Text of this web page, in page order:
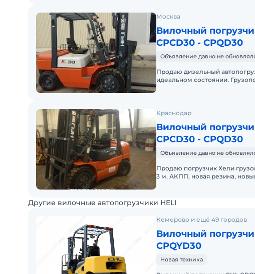
Москва
Вилочный
CPCD30 - CPQD30
Объявление давно не
Продаю дизельный
идеальном состоянии. Грузоподъёмность 3
Краснодар
Вилочный
CPCD30 - CPQD30
Объявление давно не
Продаю погрузчик Хели
3 м, АКПП, новая резина,
Другие вилочные автопогрузчики HELI
Кемерово и ещё 49 городов
Вилочный
CPQYD30
Новая техника